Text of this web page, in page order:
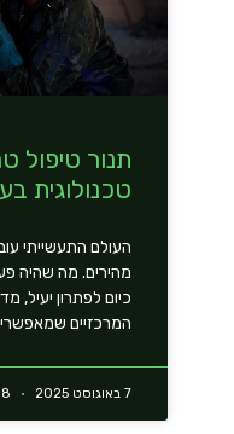
תנור טיפול
טכנולוגית
העולם התעשייתי
מהירים. מה שהיה
כיום לפתרון יעיל,
המרכזיים
7 באוגוסט 2025